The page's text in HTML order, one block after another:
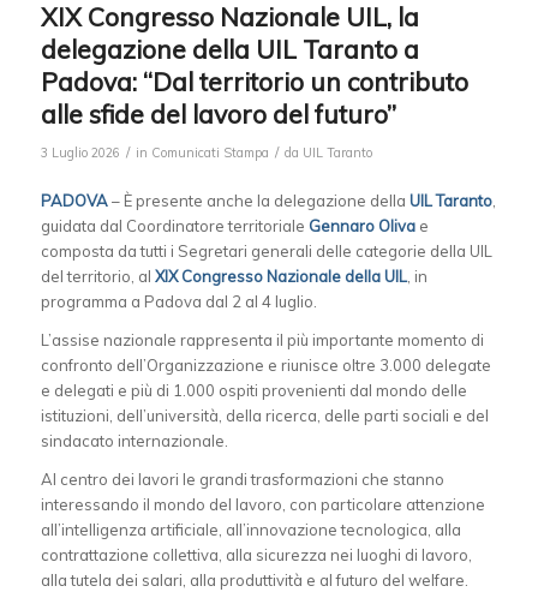
XIX Congresso Nazionale UIL, la
delegazione della UIL Taranto a
Padova: “Dal territorio un contributo
alle sfide del lavoro del futuro”
3 Luglio 2026 / in Comunicati Stampa / da UIL Taranto
PADOVA– È presente anche la delegazione della UIL Taranto,
guidata dal Coordinatore territoriale Gennaro Olivae
composta da tutti i Segretari generali delle categorie della UIL
del territorio, al XIX Congresso Nazionale della UIL, in
programma a Padova dal 2 al 4 luglio.
L’assise nazionale rappresenta il più importante momento di
confronto dell’Organizzazione e riunisce oltre 3.000 delegate
e delegati e più di 1.000 ospiti provenienti dal mondo delle
istituzioni, dell’università, della ricerca, delle parti sociali e del
sindacato internazionale.
Al centro dei lavori le grandi trasformazioni che stanno
interessando il mondo del lavoro, con particolare attenzione
all’intelligenza artificiale, all’innovazione tecnologica, alla
contrattazione collettiva, alla sicurezza nei luoghi di lavoro,
alla tutela dei salari, alla produttività e al futuro del welfare.